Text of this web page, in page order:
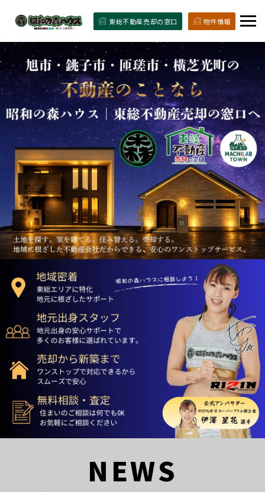
物件情報
東総不動産売却の窓口
NEWS